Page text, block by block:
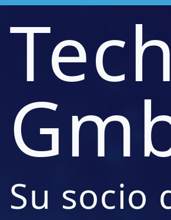
Su socio